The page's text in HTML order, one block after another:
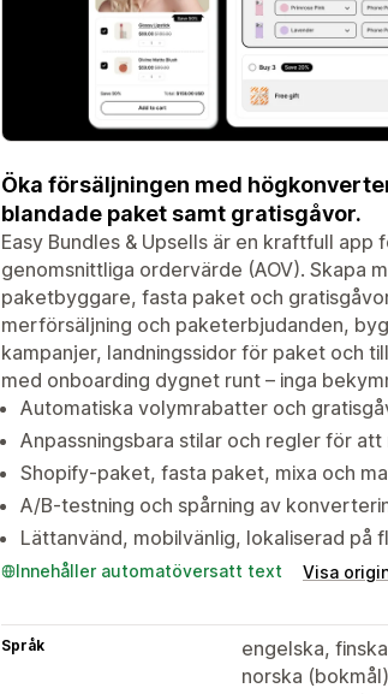
Öka försäljningen med
blandade paket samt gratisgåvor.
Easy Bundles & Upsells är en kraftfull
genomsnittliga ordervärde (AOV). Skapa
paketbyggare, fasta paket och
merförsäljning och paketerbjudanden,
kampanjer, landningssidor för paket och
med onboarding dygnet runt – inga
Automatiska volymrabatter och
Anpassningsbara stilar och regler för
Shopify-paket, fasta paket, mixa och
A/B-testning och spårning av
Lättanvänd, mobilvänlig, lokaliserad på
Innehåller automatöversatt text Visa
Språk
engelska,
norska